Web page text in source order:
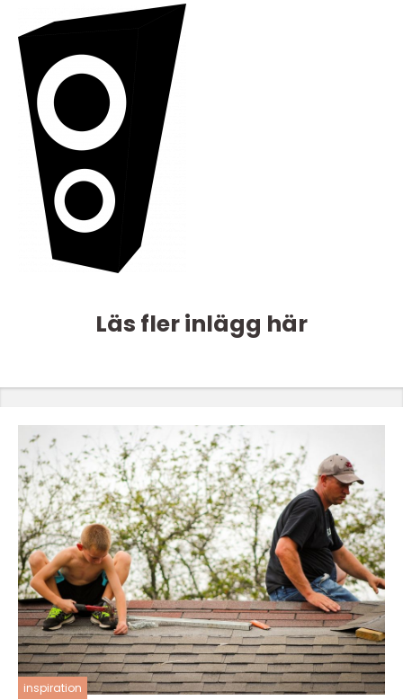
Läs fler inlägg här
inspiration